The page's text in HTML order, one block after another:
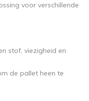
voor verschillende
stof, viezigheid en
de pallet heen te